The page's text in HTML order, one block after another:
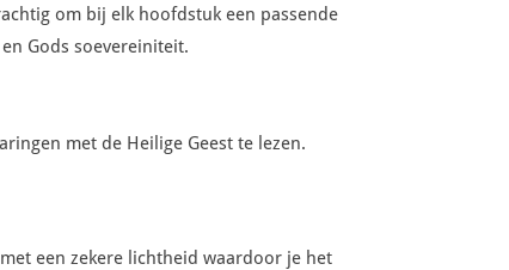
om bij elk hoofdstuk een passende
Gods soevereiniteit.
met de Heilige Geest te lezen.
een zekere lichtheid waardoor je het